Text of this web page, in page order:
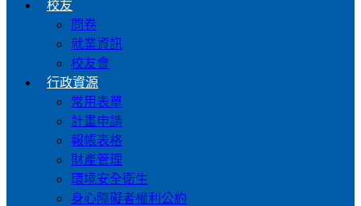
校友
問卷
就業資訊
校友會
行政資源
常用表單
計畫申請
報帳表格
財產管理
環境安全衛生
身心障礙者權利公約